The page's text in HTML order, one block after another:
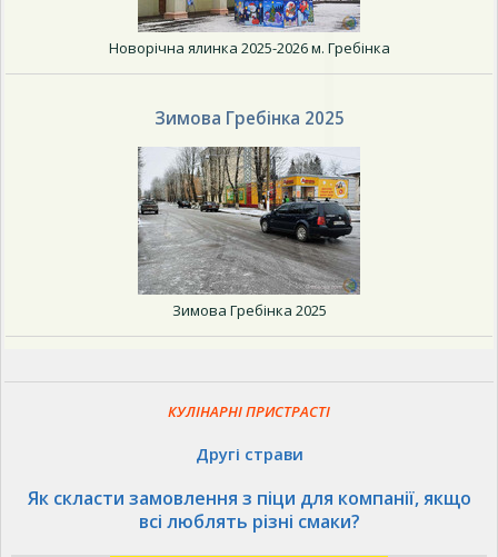
Новорічна ялинка 2025-2026 м. Гребінка
Зимова Гребінка 2025
Зимова Гребінка 2025
КУЛІНАРНІ ПРИСТРАСТІ
Другі страви
Як скласти замовлення з піци для компанії, якщо
всі люблять різні смаки?